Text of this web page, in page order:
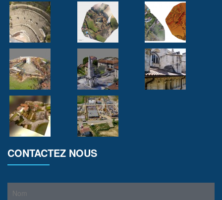
CONTACTEZ NOUS